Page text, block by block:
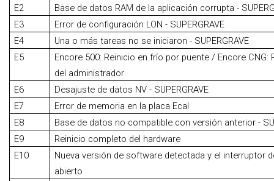
E2
Base de datos RAM de la aplicación corrupta -
E3
Error de configuración LON - SUPERGRAVE
E4
Una o más tareas no se iniciaron - SUPERGRAVE
E5
Encore 500: Reinicio en frío por puente / Encore
del administrador
E6
Desajuste de datos NV - SUPERGRAVE
E7
Error de memoria en la placa Ecal
E8
Base de datos no compatible con versión anterior -
E9
Reinicio completo del hardware
E10
Nueva versión de software detectada y el interruptor
abierto